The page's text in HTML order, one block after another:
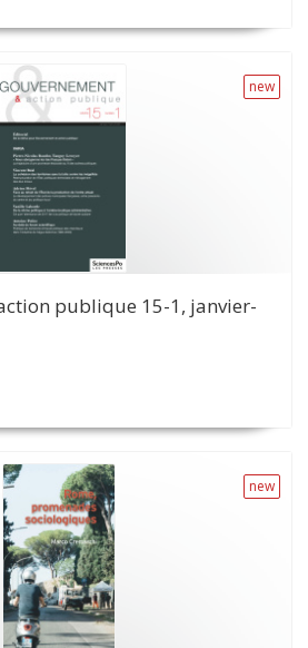
new
publique 15-1, janvier-
new